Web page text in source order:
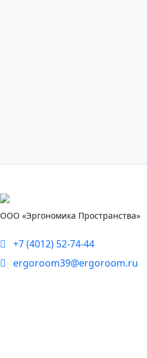
ООО «Эргономика Пространства»
+7 (4012) 52-74-44
ergoroom39@ergoroom.ru